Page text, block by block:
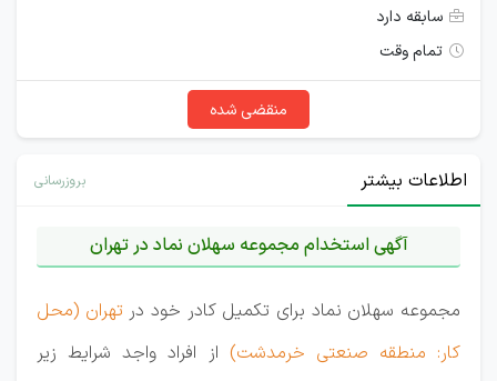
سابقه دارد
تمام وقت
منقضی شده
اطلاعات بیشتر بروزرسانی
آگهی استخدام مجموعه سهلان نماد در تهران
مجموعه سهلان نماد برای تکمیل کادر خود در تهران (محل
کار: منطقه صنعتی خرمدشت) از افراد واجد شرایط زیر